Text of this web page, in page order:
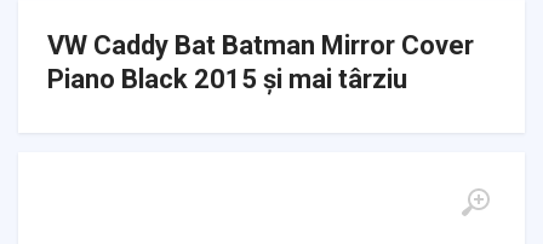
VW Caddy Bat Batman Mirror Cover
Piano Black 2015 și mai târziu